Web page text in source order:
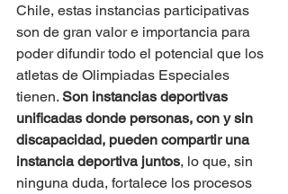
Chile, estas instancias participativas
son de gran valor e importancia para
poder difundir todo el potencial que los
atletas de Olimpiadas Especiales
tienen. Son instancias deportivas
unificadas donde personas, con y sin
discapacidad, pueden compartir una
instancia deportiva juntos, lo que, sin
ninguna duda, fortalece los procesos